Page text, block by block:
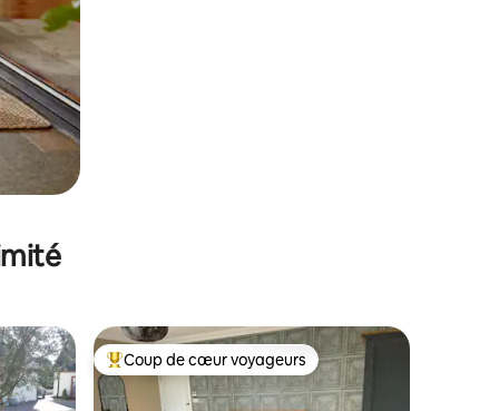
Coups de cœur voyageurs les plus appréciés
Coup de cœur voyageurs